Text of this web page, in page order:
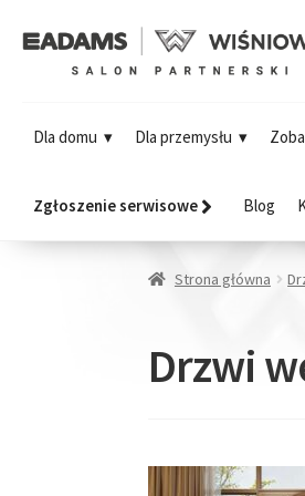
Dla domu Dla przemysłu
Zgłoszenie serwisowe Blog
Strona główna
Drzwi